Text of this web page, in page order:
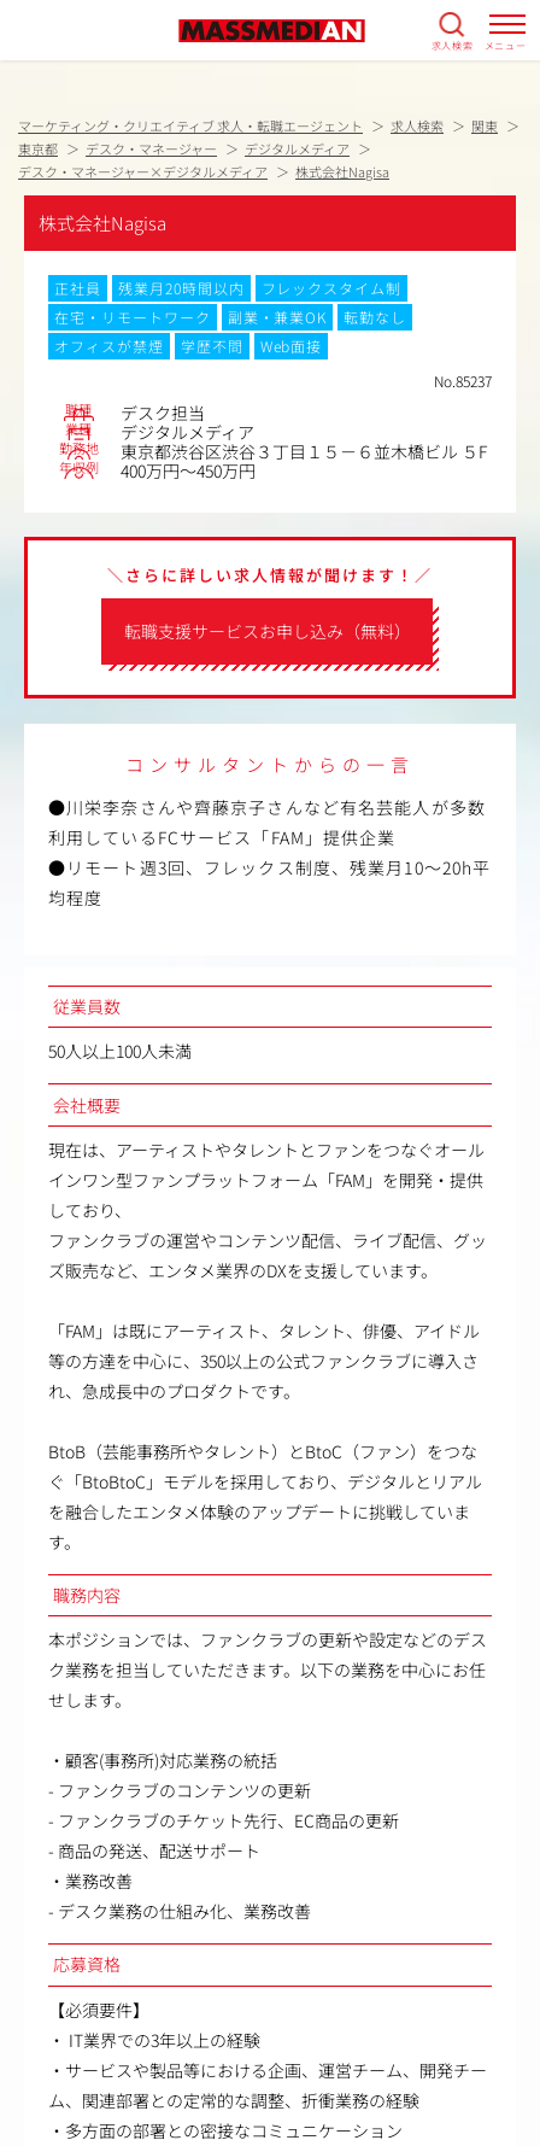
求人検索 メニュー
マーケティング・クリエイティブ 求人・転職エージェント 求人検索
関東
東京都
デスク・マネージャー
デジタルメディア
デスク・マネージャー×デジタルメディア
株式会社Nagisa
株式会社Nagisa
正社員 残業月20時間以内
フレックスタイム制
在宅・リモートワーク
副業・兼業OK
転勤なし
オフィスが禁煙
学歴不問
Web面接
No.85237
職種 デスク担当
業種 デジタルメディア
勤務地 東京都渋谷区渋谷３丁目１５－６並木橋ビル ５F
年収例 400万円～450万円
転職支援サービスお申し込み（無料）
＼さらに詳しい求人情報が聞けます！／
コンサルタントからの一言
●川栄李奈さんや齊藤京子さんなど有名芸能人が多数
利用しているFCサービス「FAM」提供企業
●リモート週3回、フレックス制度、残業月10～20h平
均程度
従業員数
50人以上100人未満
会社概要
現在は、アーティストやタレントとファンをつなぐオール
インワン型ファンプラットフォーム「FAM」を開発・提供
しており、
ファンクラブの運営やコンテンツ配信、ライブ配信、グッ
ズ販売など、エンタメ業界のDXを支援しています。
「FAM」は既にアーティスト、タレント、俳優、アイドル
等の方達を中心に、350以上の公式ファンクラブに導入さ
れ、急成長中のプロダクトです。
BtoB（芸能事務所やタレント）とBtoC（ファン）をつな
ぐ「BtoBtoC」モデルを採用しており、デジタルとリアル
を融合したエンタメ体験のアップデートに挑戦していま
す。
職務内容
本ポジションでは、ファンクラブの更新や設定などのデス
ク業務を担当していただきます。以下の業務を中心にお任
せします。
・顧客(事務所)対応業務の統括
- ファンクラブのコンテンツの更新
- ファンクラブのチケット先行、EC商品の更新
- 商品の発送、配送サポート
・業務改善
- デスク業務の仕組み化、業務改善
応募資格
【必須要件】
・ IT業界での3年以上の経験
・サービスや製品等における企画、運営チーム、開発チー
ム、関連部署との定常的な調整、折衝業務の経験
・多方面の部署との密接なコミュニケーション